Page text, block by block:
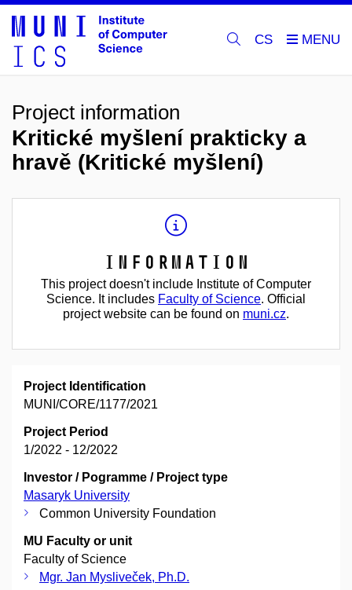
CS
Project information
Kritické myšlení prakticky a
hravě (Kritické myšlení)
Information
This project doesn't include Institute of Computer
Science. It includes Faculty of Science. Official
project website can be found on muni.cz.
Project Identification
MUNI/CORE/1177/2021
Project Period
1/2022 - 12/2022
Investor / Pogramme / Project type
Masaryk University
Common University Foundation
MU Faculty or unit
Faculty of Science
Mgr. Jan Mysliveček, Ph.D.